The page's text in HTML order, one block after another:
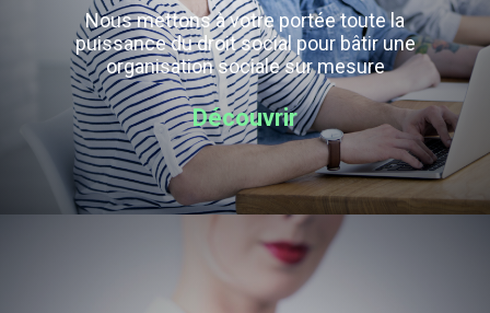
Nous mettons à votre portée toute la
puissance du droit social pour bâtir une
organisation sociale sur mesure
Découvrir